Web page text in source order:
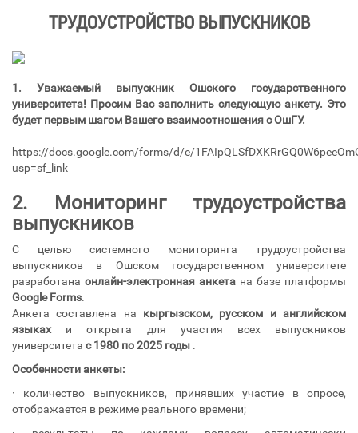
ТРУДОУСТРОЙСТВО ВЫПУСКНИКОВ
1. Уважаемый выпускник Ошского государственного
университета! Просим Вас заполнить следующую анкету. Это
будет первым шагом Вашего взаимоотношения с ОшГУ.
https://docs.google.com/forms/d/e/
usp=sf_link
2. Мониторинг трудоустройства
выпускников
С целью системного мониторинга трудоустройства
выпускников в Ошском государственном университете
разработана онлайн-электронная анкета на базе платформы
Google Forms.
Анкета составлена на кыргызском, русском и английском
языках и открыта для участия всех выпускников
университета с 1980 по 2025 годы .
Особенности анкеты:
· количество выпускников, принявших участие в опросе,
отображается в режиме реального времени;